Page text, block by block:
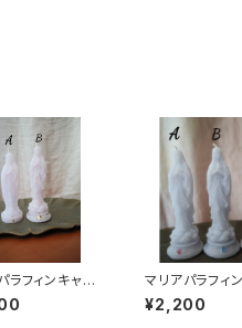
ラフィンキャン
トピンク
マリアパラフィ
ドル ラベンダー
¥2,200